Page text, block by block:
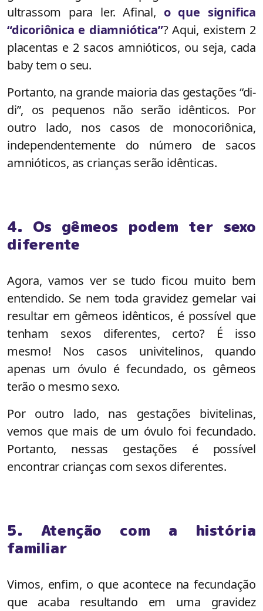
ultrassom para ler. Afinal, o que significa
“dicoriônica e diamniótica”? Aqui, existem 2
placentas e 2 sacos amnióticos, ou seja, cada
baby tem o seu.
Portanto, na grande maioria das gestações “di-
di”, os pequenos não serão idênticos. Por
outro lado, nos casos de monocoriônica,
independentemente do número de sacos
amnióticos, as crianças serão idênticas.
4. Os gêmeos podem ter sexo
diferente
Agora, vamos ver se tudo ficou muito bem
entendido. Se nem toda gravidez gemelar vai
resultar em gêmeos idênticos, é possível que
tenham sexos diferentes, certo? É isso
mesmo! Nos casos univitelinos, quando
apenas um óvulo é fecundado, os gêmeos
terão o mesmo sexo.
Por outro lado, nas gestações bivitelinas,
vemos que mais de um óvulo foi fecundado.
Portanto, nessas gestações é possível
encontrar crianças com sexos diferentes.
5. Atenção com a história
familiar
Vimos, enfim, o que acontece na fecundação
que acaba resultando em uma gravidez